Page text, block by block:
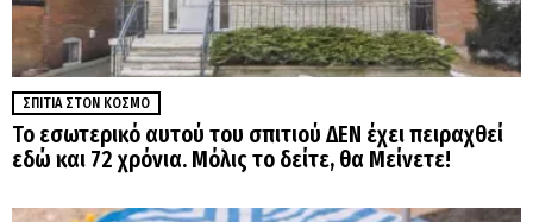
ΣΠΊΤΙΑ ΣΤΟΝ ΚΌΣΜΟ
Το εσωτερικό αυτού του σπιτιού ΔΕΝ έχει πειραχθεί
εδώ και 72 χρόνια. Μόλις το δείτε, θα Μείνετε!